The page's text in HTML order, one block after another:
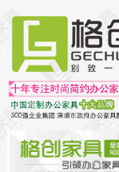
首页
茶台茶桌
多媒体会议室家具
办公屏风隔断系列
办公屏风卡位
高隔断墙